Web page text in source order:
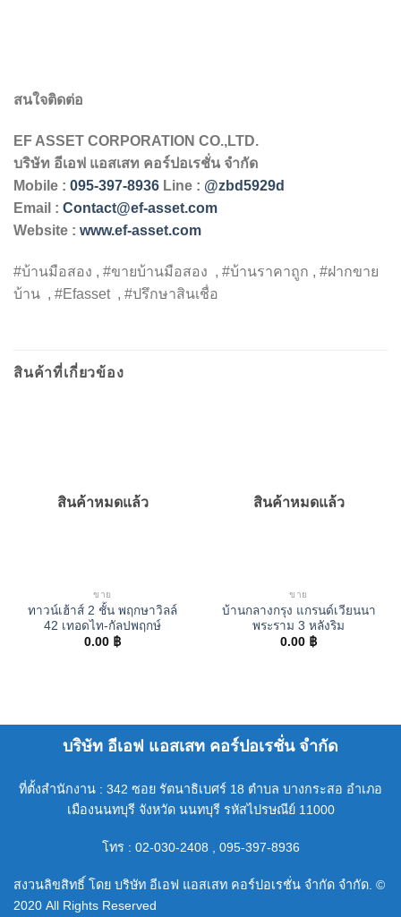
สนใจติดต่อ
EF ASSET CORPORATION CO.,LTD.
บริษัท อีเอฟ แอสเสท คอร์ปอเรชั่น จำกัด
Mobile : 095-397-8936 Line : @zbd5929d
Email : Contact@ef-asset.com
Website : www.ef-asset.com
#บ้านมือสอง , #ขายบ้านมือสอง , #บ้านราคาถูก , #ฝากขาย
บ้าน , #Efasset , #ปรึกษาสินเชื่อ
สินค้าที่เกี่ยวข้อง
สินค้าหมดแล้ว
ขาย
ทาวน์เฮ้าส์ 2 ชั้น พฤกษาวิลล์
42 เทอดไท-กัลปพฤกษ์
0.00 ฿
สินค้าหมดแล้ว
ขาย
บ้านกลางกรุง แกรนด์เวียนนา
พระราม 3 หลังริม
0.00 ฿
บริษัท อีเอฟ แอสเสท คอร์ปอเรชั่น จำกัด
ที่ตั้งสำนักงาน : 342 ซอย รัตนาธิเบศร์ 18 ตำบล บางกระสอ อำเภอ
เมืองนนทบุรี จังหวัด นนทบุรี รหัสไปรษณีย์ 11000
โทร : 02-030-2408 , 095-397-8936
สงวนลิขสิทธิ์ โดย บริษัท อีเอฟ แอสเสท คอร์ปอเรชั่น จำกัด จำกัด. ©
2020 All Rights Reserved